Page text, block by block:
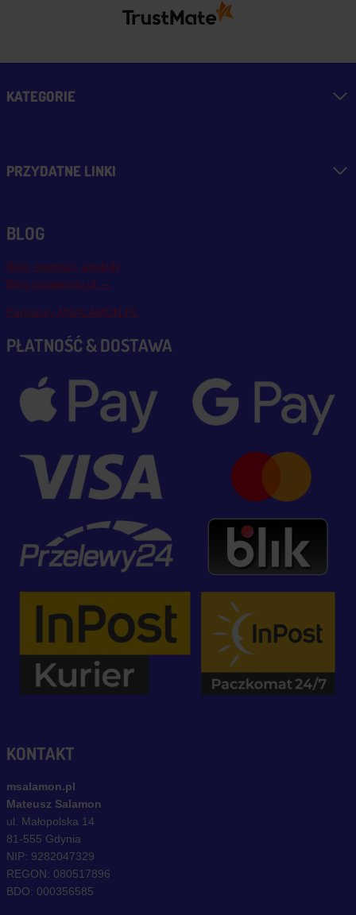
KATEGORIE
PRZYDATNE LINKI
BLOG
Blog, nowości, artykuły
Blog msalamon.pl →
Partnerzy MSALAMON.PL
PŁATNOŚĆ & DOSTAWA
KONTAKT
msalamon.pl
Mateusz Salamon
ul. Małopolska 14
81-555 Gdynia
NIP: 9282047329
REGON: 080517896
BDO: 000356585